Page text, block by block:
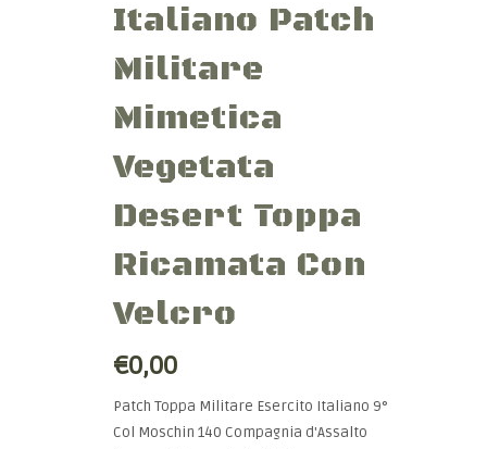
Italiano Patch
Militare
Mimetica
Vegetata
Desert Toppa
Ricamata Con
Velcro
€0,00
Patch Toppa Militare Esercito Italiano 9°
Col Moschin 140 Compagnia d'Assalto